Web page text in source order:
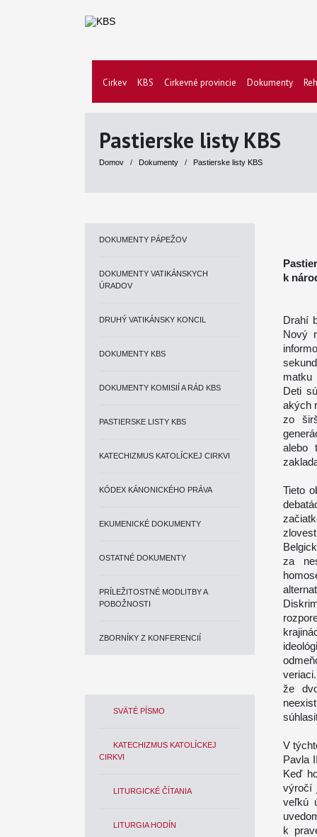
Cirkev KBS Cirkevné provincie Dokumenty
Pastierske listy KBS
Domov / Dokumenty / Pastierske listy KBS
DOKUMENTY PÁPEŽOV
DOKUMENTY VATIKÁNSKYCH
ÚRADOV
DRUHÝ VATIKÁNSKY KONCIL
DOKUMENTY KBS
DOKUMENTY KOMISIÍ A RÁD KBS
PASTIERSKE LISTY KBS
KATECHIZMUS KATOLÍCKEJ CIRKVI
KÓDEX KÁNONICKÉHO PRÁVA
EKUMENICKÉ DOKUMENTY
OSTATNÉ DOKUMENTY
PRÍLEŽITOSTNÉ MODLITBY A
POBOŽNOSTI
ZBORNÍKY Z KONFERENCIÍ
SVÄTÉ PÍSMO
KATECHIZMUS KATOLÍCKEJ
CIRKVI
LITURGICKÉ ČÍTANIA
LITURGIA HODÍN
k
Drahí
Nový
matku
Deti
akých
zo
alebo
Tieto
za
že
V
Pavla
Keď
výročí
veľkú
k